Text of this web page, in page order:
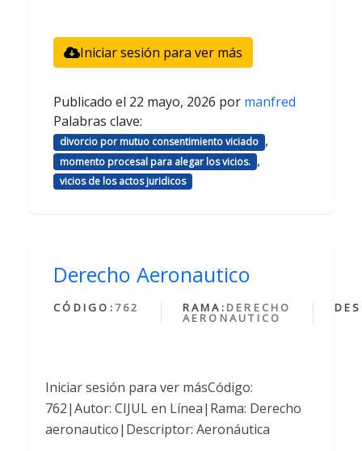
Iniciar sesión para ver más
Publicado el 22 mayo, 2026 por manfred
Palabras clave:
divorcio por mutuo consentimiento viciado ,
momento procesal para alegar los vicios. ,
vicios de los actos juridicos
Derecho Aeronautico
CÓDIGO: 762 RAMA: DERECHO
AERONAUTICO
Iniciar sesión para ver másCódigo:
762|Autor: CIJUL en Línea|Rama: Derecho
aeronautico|Descriptor: Aeronáutica